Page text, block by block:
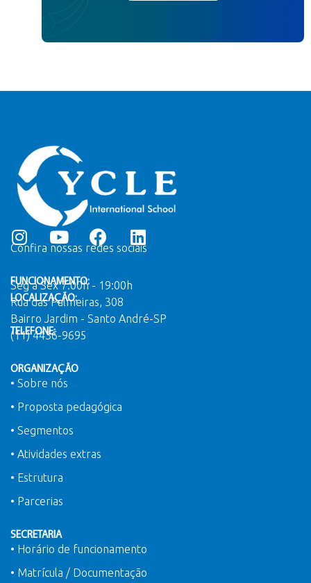
Confira nossas redes sociais
FUNCIONAMENTO:
Seg a Sex 7:00h - 19:00h
LOCALIZAÇÃO:
Rua das Palmeiras, 308
Bairro Jardim - Santo André-SP
TELEFONE:
(11) 4436-9695
ORGANIZAÇÃO
• Sobre nós
• Proposta pedagógica
• Segmentos
• Atividades extras
• Estrutura
• Parcerias
SECRETARIA
• Horário de funcionamento
• Matrícula / Documentação